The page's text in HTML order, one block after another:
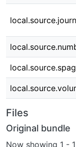
Files
Original bundle
Now showing 1 -